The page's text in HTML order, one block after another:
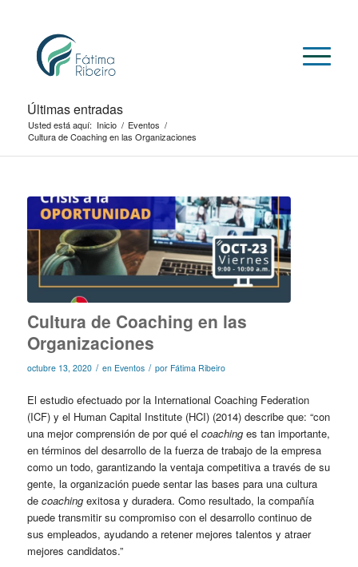
Últimas entradas
Usted está aquí: Inicio / Eventos /
Cultura de Coaching en las Organizaciones
Cultura de Coaching en las
Organizaciones
octubre 13, 2020 / en Eventos / por Fátima Ribeiro
El estudio efectuado por la International Coaching Federation
(ICF) y el Human Capital Institute (HCI) (2014) describe que: “con
una mejor comprensión de por qué el coachinges tan importante,
en términos del desarrollo de la fuerza de trabajo de la empresa
como un todo, garantizando la ventaja competitiva a través de su
gente, la organización puede sentar las bases para una cultura
de coachingexitosa y duradera. Como resultado, la compañía
puede transmitir su compromiso con el desarrollo continuo de
sus empleados, ayudando a retener mejores talentos y atraer
mejores candidatos.”